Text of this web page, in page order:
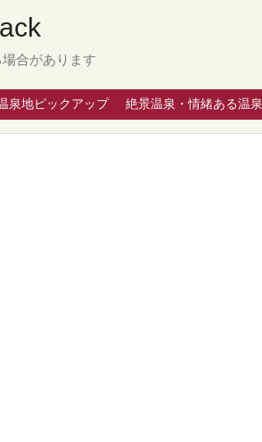
合があります
泉地ピックアップ 絶景温泉・情緒ある温泉